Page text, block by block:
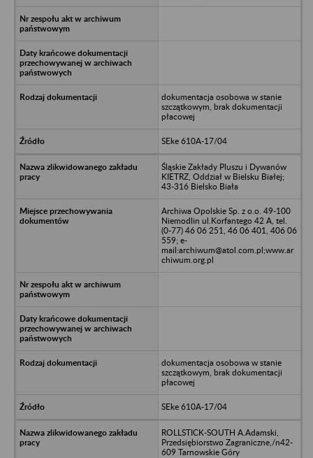
dokumentacja osobowa w stanie
szczątkowym, brak dokumentacji
płacowej
SEke 610A-17/04
Śląskie Zakłady Pluszu i Dywanów
KIETRZ, Oddział w Bielsku Białej;
43-316 Bielsko Biała
Archiwa Opolskie Sp. z o.o. 49-100
Niemodlin ul.Korfantego 42 A, tel.
(0-77) 46 06 251, 46 06 401, 406 06
559; e-
mail:archiwum@atol.com.pl;www.ar
chiwum.org.pl
dokumentacja osobowa w stanie
szczątkowym, brak dokumentacji
płacowej
SEke 610A-17/04
ROLLSTICK-SOUTH A.Adamski,
Przedsiębiorstwo Zagraniczne,/n42-
609 Tarnowskie Góry